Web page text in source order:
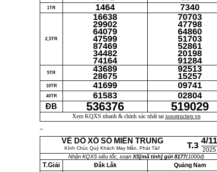
1TR
2,5TR
5TR
10TR
40TR
ĐB
1464
16638
29902
64079
47599
87469
34482
74164
43689
28675
41699
61583
536376
7340
70703
47798
64860
51703
52861
20198
91284
92513
15257
09741
02804
519029
Xem KQXS nhanh & chính xác nhất tại xosotructiep.vn
VÉ DÒ XỔ SỐ MIỀN TRUNG
Kính Chúc Quý Khách May Mắn, Phát Tài! T.3 4/11
2025
Nhận KQXS siêu tốc, soạn XS[mã tỉnh] gửi 8177(1000đ)
T.Giải
Đắk Lắk
Quảng Nam